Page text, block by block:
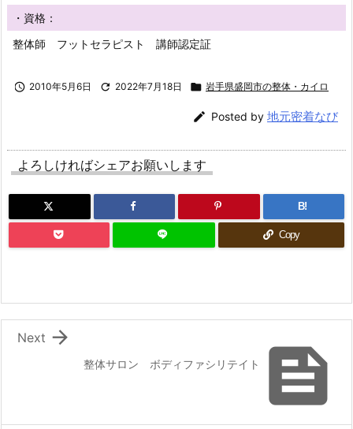
・資格：
整体師 フットセラピスト 講師認定証
 2010年5月6日  2022年7月18日  岩手県盛岡市の整体・カイロ
 Posted by 地元密着なび
よろしければシェアお願いします
B!
Copy

整体サロン ボディファシリテイト

Next